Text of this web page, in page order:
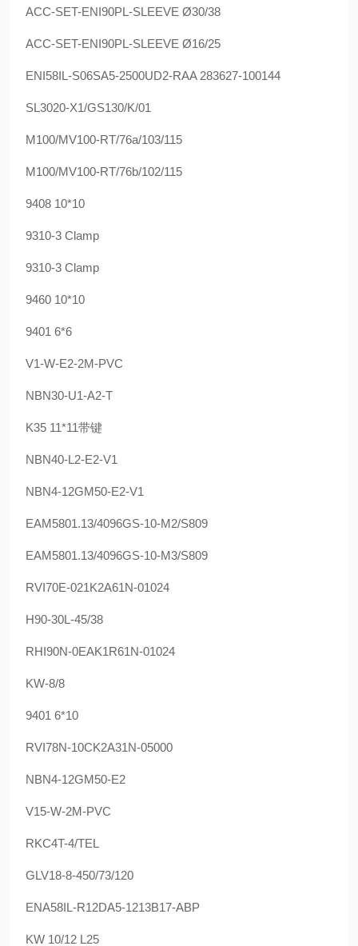
ACC-SET-ENI90PL-SLEEVE Ø30/38
ACC-SET-ENI90PL-SLEEVE Ø16/25
ENI58IL-S06SA5-2500UD2-RAA 283627-100144
SL3020-X1/GS130/K/01
M100/MV100-RT/76a/103/115
M100/MV100-RT/76b/102/115
9408 10*10
9310-3 Clamp
9310-3 Clamp
9460 10*10
9401 6*6
V1-W-E2-2M-PVC
NBN30-U1-A2-T
K35 11*11带键
NBN40-L2-E2-V1
NBN4-12GM50-E2-V1
EAM5801.13/4096GS-10-M2/S809
EAM5801.13/4096GS-10-M3/S809
RVI70E-021K2A61N-01024
H90-30L-45/38
RHI90N-0EAK1R61N-01024
KW-8/8
9401 6*10
RVI78N-10CK2A31N-05000
NBN4-12GM50-E2
V15-W-2M-PVC
RKC4T-4/TEL
GLV18-8-450/73/120
ENA58IL-R12DA5-1213B17-ABP
KW 10/12 L25